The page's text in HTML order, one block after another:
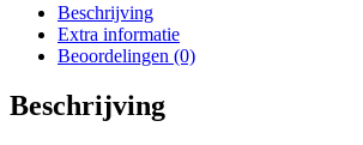
Beschrijving
Extra informatie
Beoordelingen (0)
Beschrijving